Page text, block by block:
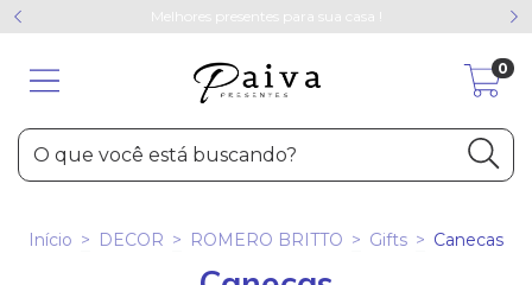
Melhores presentes para sua casa !
0
Início > DECOR > ROMERO BRITTO > Gifts > Canecas